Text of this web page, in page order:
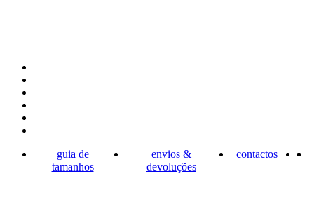
guia de
tamanhos
envios &
devoluções
contactos